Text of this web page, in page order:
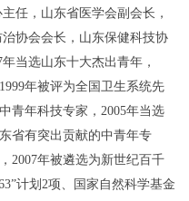
English
主任 ， 山东省 医学会副会长，
协会会长， 山东保健科技协
年当选山东十大杰出青年，
年被评为全国卫生系统先
青年科技专家，2005年当选
省有突出贡献的中青年专
2007年被遴选为新世纪百千
计划2项、国家自然科学基金